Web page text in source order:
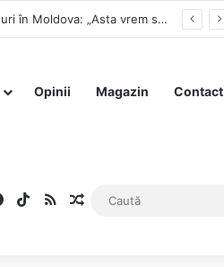
Nicușor Dan o lăuda acum un an pe Maia Sandu pentru închiderea a zeci de televiziuni și site-uri în Moldova: „Asta vrem să facem și noi”
Opinii Magazin Contact
Facebook
TikTok
RSSArticol aleatoriu